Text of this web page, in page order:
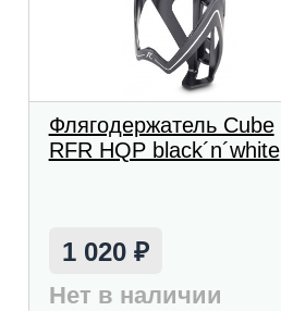
Флягодержатель Cube
RFR HQP black´n´white
1 020 ₽
Нет в наличии